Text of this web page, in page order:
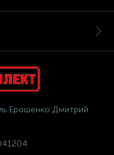
Ерошенко Дмитрий